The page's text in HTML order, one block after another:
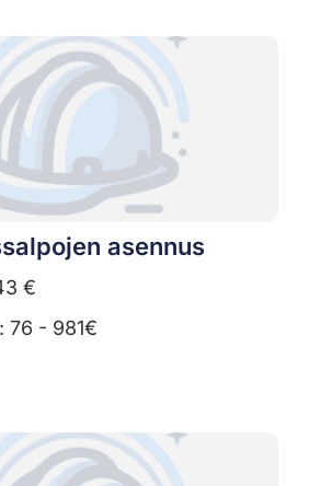
asennus
€
76 - 981€